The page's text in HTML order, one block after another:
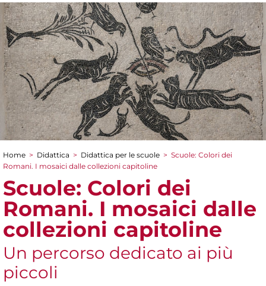
Tu sei qui
Home > Didattica > Didattica per le scuole > Scuole: Colori dei
Romani. I mosaici dalle collezioni capitoline
Scuole: Colori dei
Romani. I mosaici dalle
collezioni capitoline
Un percorso dedicato ai più
piccoli